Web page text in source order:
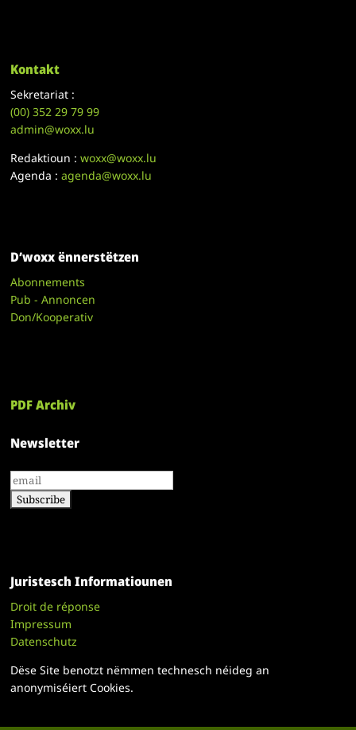
Kontakt
Sekretariat :
(00)352 29 79 99
admin@woxx.lu
Redaktioun :woxx@woxx.lu
Agenda :agenda@woxx.lu
D’woxx ënnerstëtzen
Abonnements
Pub - Annoncen
Don/Kooperativ
PDF Archiv
Newsletter
Juristesch Informatiounen
Droit de réponse
Impressum
Datenschutz
Dëse Site benotzt nëmmen technesch néideg an
anonymiséiert Cookies.